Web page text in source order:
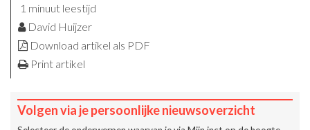
1 minuut leestijd
David Huijzer
Download artikel als PDF
Print artikel
Volgen via je persoonlijke nieuwsoverzicht